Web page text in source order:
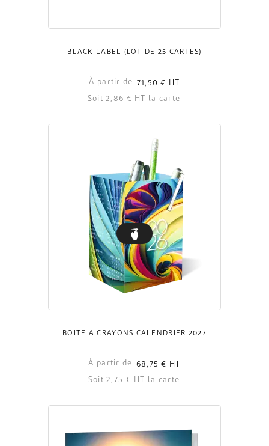
BLACK LABEL (LOT DE 25 CARTES)
À partir de 71,50 €
HT
Soit 2,86 € HT la carte
BOÎTE À CRAYONS CALENDRIER 2027
À partir de 68,75 €
HT
Soit 2,75 € HT la carte